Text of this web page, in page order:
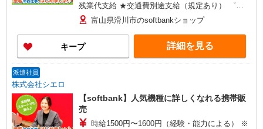
残業代支給 ★交通費別途支給（規定あり） ゜
+゜・。○。・゜+゜・。○。・゜+゜ 入社祝い金10
万円支給(規定有) お友達を紹介頂くと, インセンテ
ィブ支給(規定有) ★月2回払い・週払い可能（規程
有）★ ゜・。○。・゜+゜・。○。・゜+゜
富山県滑川市のsoftbankショップ
キープ 詳細を見る
派遣社員
株式会社シエロ
【softbank】人気機種に詳しくなれる携帯販
売
時給1500円〜1600円（経験・能力による） ※